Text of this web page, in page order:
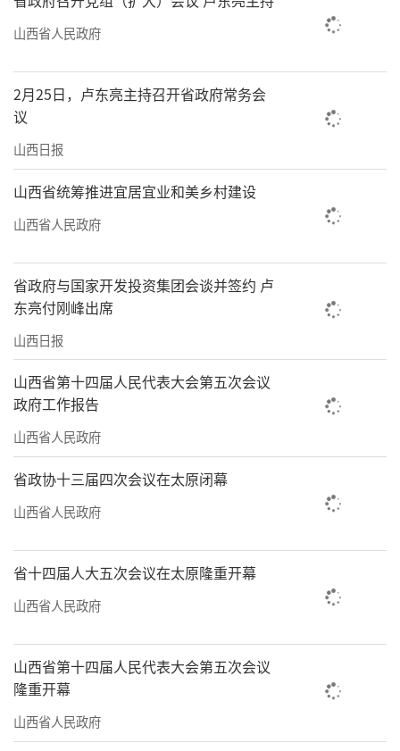
山西省人民政府
2月25日，卢东亮主持召开省政府常务会
议
山西日报
山西省统筹推进宜居宜业和美乡村建设
山西省人民政府
省政府与国家开发投资集团会谈并签约 卢
东亮付刚峰出席
山西日报
山西省第十四届人民代表大会第五次会议
政府工作报告
山西省人民政府
省政协十三届四次会议在太原闭幕
山西省人民政府
省十四届人大五次会议在太原隆重开幕
山西省人民政府
山西省第十四届人民代表大会第五次会议
隆重开幕
山西省人民政府